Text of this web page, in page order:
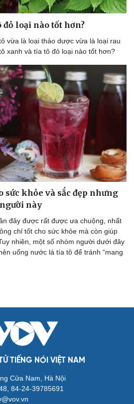
Podcast
Câu chuyện thời sự
Đọc truyện đêm khuya
Cửa sổ tình yêu
Kể chuyện cho bé
Hạt giống tâm hồn
loại nào tốt hơn?
vừa là loại thảo dược vừa là loại rau
xanh và tía tô đỏ loại nào tốt hơn?
sức khỏe và sắc đẹp nhưng
này
đây được rất được ưa chuộng, nhất
chỉ tốt cho sức khỏe mà còn giúp
nhiên, một số nhóm người dưới đây
uống nước lá tía tô để tránh “mang
TIẾNG NÓI VIỆT NAM
Cửa Nam, Hà Nội
84-24-39785691